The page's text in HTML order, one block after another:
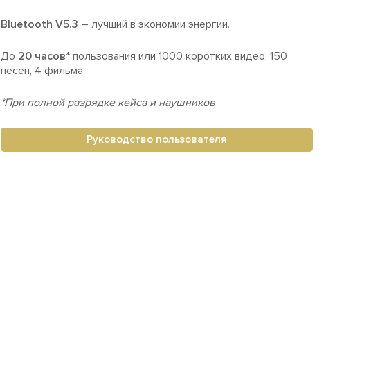
Bluetooth V5.3 – лучший в экономии энергии.
До 20 часов* пользования или 1000 коротких видео, 150
песен, 4 фильма.
*При полной разрядке кейса и наушников
Руководство пользователя